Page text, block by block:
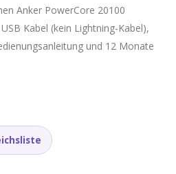
Anker PowerCore 20100
Kabel (kein Lightning-Kabel),
und 12 Monate